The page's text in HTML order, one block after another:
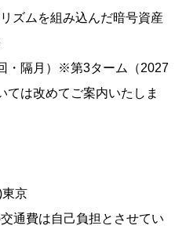
ズムを組み込んだ暗号資産
・隔月）※第3ターム（2027
ては改めてご案内いたしま
京
通費は自己負担とさせてい